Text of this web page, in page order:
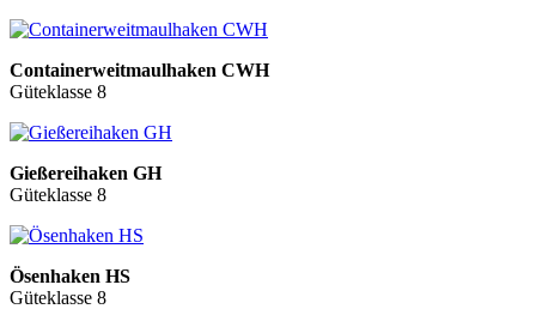
Containerweitmaulhaken CWH
Güteklasse 8
Gießereihaken GH
Güteklasse 8
Ösenhaken HS
Güteklasse 8